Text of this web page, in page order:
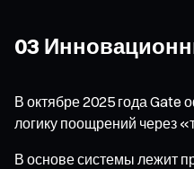
03
В октябре 2025 года Gate
логику поощрений через
В основе системы лежит